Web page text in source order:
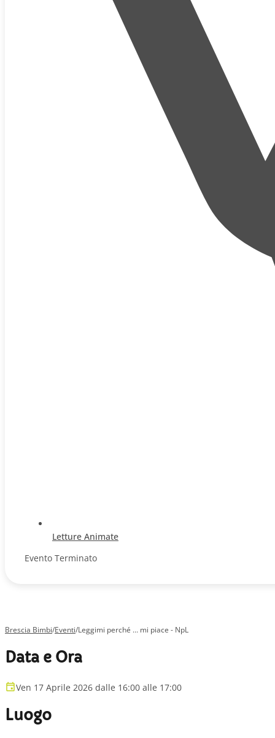
Letture Animate
Evento Terminato
Brescia Bimbi/Eventi/Leggimi perché … mi piace - NpL
Data e Ora
Ven 17 Aprile 2026 dalle 16:00 alle 17:00
Luogo